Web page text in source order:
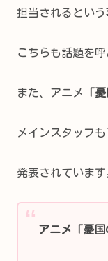
担当されるという
こちらも話題を呼
また、アニメ 「
メインスタッフ
発表されています
アニメ「憂国